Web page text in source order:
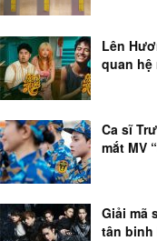
Lên
quan hệ
Ca sĩ
mắt MV
Giải mã
tân binh